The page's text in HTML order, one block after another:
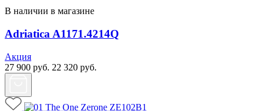
В наличии в магазине
Adriatica A1171.4214Q
Акция
27 900 руб. 22 320 руб.